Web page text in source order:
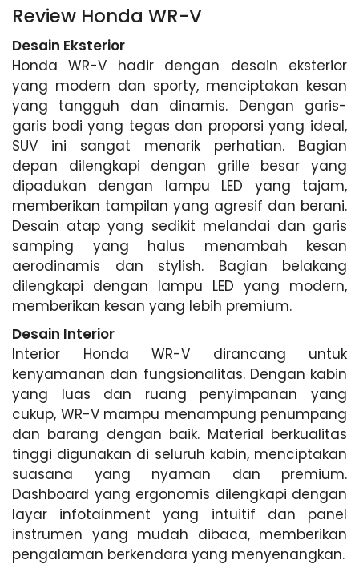
Review Honda WR-V
Desain Eksterior
Honda WR-V hadir dengan desain eksterior
yang modern dan sporty, menciptakan kesan
yang tangguh dan dinamis. Dengan garis-
garis bodi yang tegas dan proporsi yang ideal,
SUV ini sangat menarik perhatian. Bagian
depan dilengkapi dengan grille besar yang
dipadukan dengan lampu LED yang tajam,
memberikan tampilan yang agresif dan berani.
Desain atap yang sedikit melandai dan garis
samping yang halus menambah kesan
aerodinamis dan stylish. Bagian belakang
dilengkapi dengan lampu LED yang modern,
memberikan kesan yang lebih premium.
Desain Interior
Interior Honda WR-V dirancang untuk
kenyamanan dan fungsionalitas. Dengan kabin
yang luas dan ruang penyimpanan yang
cukup, WR-V mampu menampung penumpang
dan barang dengan baik. Material berkualitas
tinggi digunakan di seluruh kabin, menciptakan
suasana yang nyaman dan premium.
Dashboard yang ergonomis dilengkapi dengan
layar infotainment yang intuitif dan panel
instrumen yang mudah dibaca, memberikan
pengalaman berkendara yang menyenangkan.